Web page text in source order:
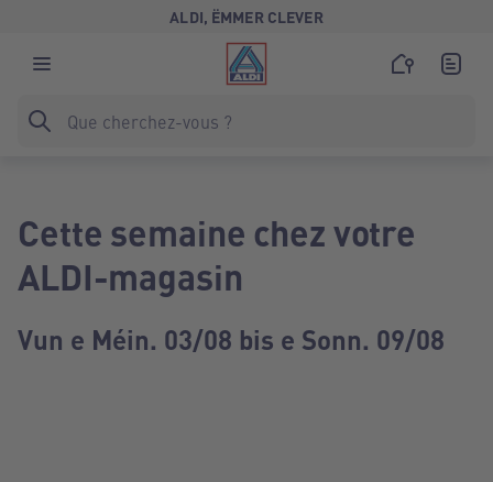
ALDI, ËMMER CLEVER
Cette semaine chez votre
ALDI-magasin
Vun e Méin. 03/08 bis e Sonn. 09/08